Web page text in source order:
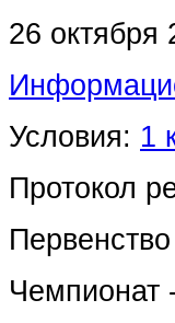
26 октября
Условия: 1
Протокол
Чемпионат